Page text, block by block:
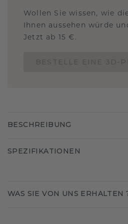
Wollen Sie wissen, wie
Ihnen aussehen würde
Jetzt ab 15 €.
BESCHREIBUNG
SPEZIFIKATIONEN
WAS SIE VON UNS ERHALTEN